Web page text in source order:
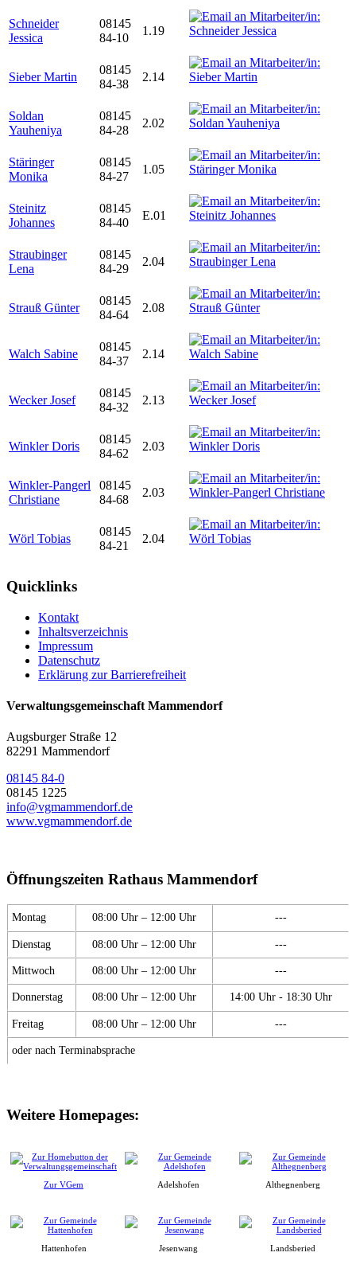
Schneider
Jessica
08145
84-10
1.19
Sieber Martin
08145
84-38
2.14
Soldan
Yauheniya
08145
84-28
2.02
Stäringer
Monika
08145
84-27
1.05
Steinitz
Johannes
08145
84-40
E.01
Straubinger
Lena
08145
84-29
2.04
Strauß Günter
08145
84-64
2.08
Walch Sabine
08145
84-37
2.14
Wecker Josef
08145
84-32
2.13
Winkler Doris
08145
84-62
2.03
Winkler-Pangerl
Christiane
08145
84-68
2.03
Wörl Tobias
08145
84-21
2.04
Quicklinks
Kontakt
Inhaltsverzeichnis
Impressum
Datenschutz
Erklärung zur Barrierefreiheit
Verwaltungsgemeinschaft Mammendorf
Augsburger Straße 12
82291 Mammendorf
08145 84-0
08145 1225
info@vgmammendorf.de
www.vgmammendorf.de
Öffnungszeiten Rathaus Mammendorf
Montag 08:00 Uhr – 12:00 Uhr ---
Dienstag 08:00 Uhr – 12:00 Uhr ---
Mittwoch 08:00 Uhr – 12:00 Uhr ---
Donnerstag 08:00 Uhr – 12:00 Uhr 14:00 Uhr - 18:30 Uhr
Freitag 08:00 Uhr – 12:00 Uhr ---
oder nach Terminabsprache
Weitere Homepages:
Zur VGem Adelshofen Althegnenberg
Hattenhofen Jesenwang Landsberied